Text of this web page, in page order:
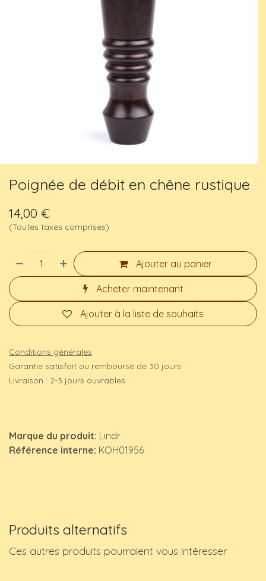
Poignée de débit en chêne rustique
14,00 €
(Toutes taxes comprises)
Ajouter au panier
Acheter maintenant
Ajouter à la liste de souhaits
Conditions générales
Garantie satisfait ou remboursé de 30 jours
Livraison : 2-3 jours ouvrables
Marque du produit: Lindr
Référence interne: KOH01956
Produits alternatifs
Ces autres produits pourraient vous intéresser